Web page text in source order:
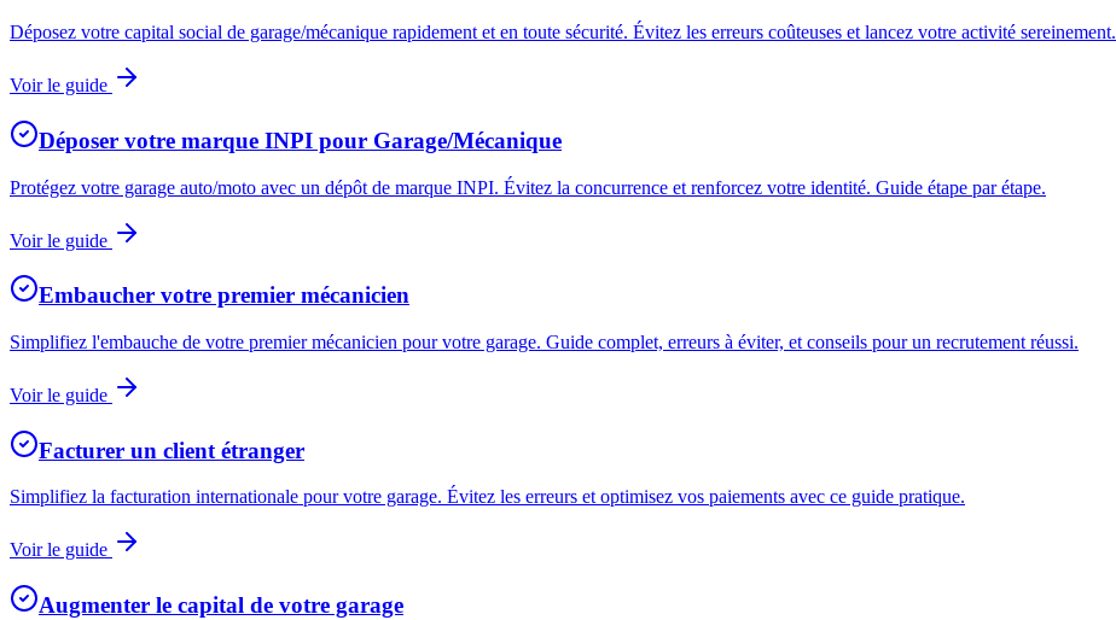
Déposez votre capital social de garage/mécanique rapidement et en toute sécurité. Évitez les erreurs coûteuses et lancez votre activité sereinement.
Voir le guide
Déposer votre marque INPI pour Garage/Mécanique
Protégez votre garage auto/moto avec un dépôt de marque INPI. Évitez la concurrence et renforcez votre identité. Guide étape par étape.
Voir le guide
Embaucher votre premier mécanicien
Simplifiez l'embauche de votre premier mécanicien pour votre garage. Guide complet, erreurs à éviter, et conseils pour un recrutement réussi.
Voir le guide
Facturer un client étranger
Simplifiez la facturation internationale pour votre garage. Évitez les erreurs et optimisez vos paiements avec ce guide pratique.
Voir le guide
Augmenter le capital de votre garage